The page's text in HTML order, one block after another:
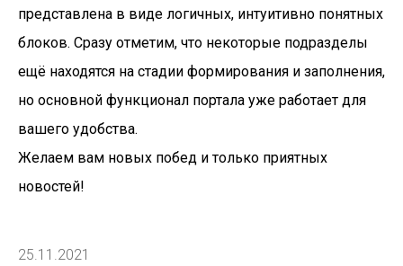
представлена в виде логичных, интуитивно понятных
блоков. Сразу отметим, что некоторые подразделы
ещё находятся на стадии формирования и заполнения,
но основной функционал портала уже работает для
вашего удобства.
Желаем вам новых побед и только приятных
новостей!
25.11.2021